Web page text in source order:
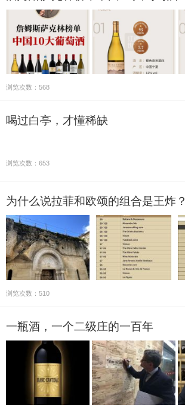
浏览次数：568
喝过白亭，才懂稀缺
浏览次数：653
为什么说拉菲和欧颂的组合是王炸？
浏览次数：510
一瓶酒，一个二级庄的一百年